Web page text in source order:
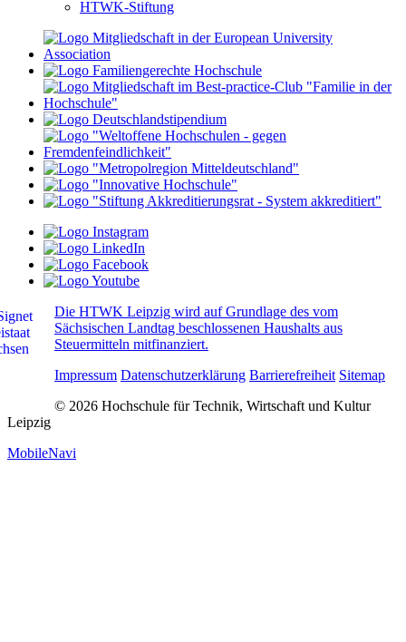
HTWK-Stiftung
Die HTWK Leipzig wird auf Grundlage des vom
Sächsischen Landtag beschlossenen Haushalts aus
Steuermitteln mitfinanziert.
Impressum Datenschutzerklärung Barrierefreiheit Sitemap
© 2026 Hochschule für Technik, Wirtschaft und Kultur
Leipzig
MobileNavi